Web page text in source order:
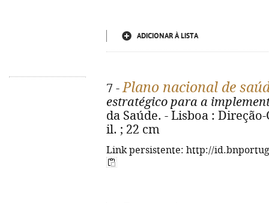
ADICIONAR À LISTA
7 -Plano nacional de
estratégico para a
da Saúde. - Lisboa :
il. ; 22 cm
Link persistente: http://